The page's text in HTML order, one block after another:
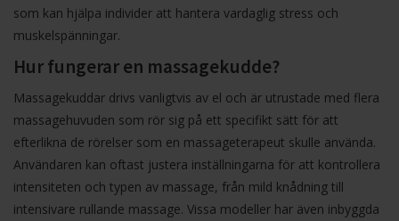
som kan hjälpa individer att hantera vardaglig stress och
muskelspänningar.
Hur fungerar en massagekudde?
Massagekuddar drivs vanligtvis av el och är utrustade med flera
massagehuvuden som rör sig på ett specifikt sätt för att
efterlikna de rörelser som en massageterapeut skulle använda.
Användaren kan oftast justera inställningarna för att kontrollera
intensiteten och typen av massage, från mild knådning till
intensivare rullande massage. Vissa modeller har även inbyggda